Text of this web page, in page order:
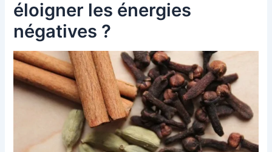
éloigner les énergies
négatives ?